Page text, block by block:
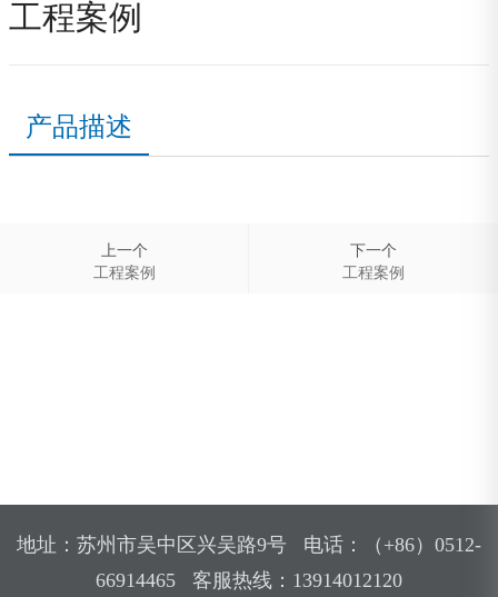
工程案例
产品描述
上一个
工程案例
下一个
工程案例
地址：苏州市吴中区兴吴路9号 电话：（+86）0512-
66914465 客服热线：13914012120